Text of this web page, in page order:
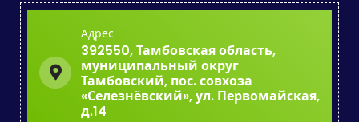
Адрес
392550, Тамбовская область,
муниципальный округ
Тамбовский, пос. совхоза
«Селезнёвский», ул. Первомайская,
д.14